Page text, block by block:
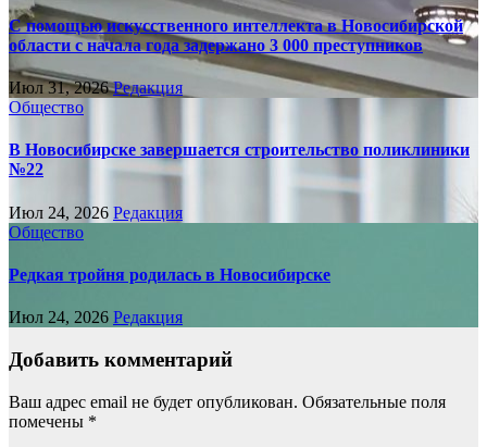
С помощью искусственного интеллекта в Новосибирской
области с начала года задержано 3 000 преступников
Июл 31, 2026Редакция
Общество
В Новосибирске завершается строительство поликлиники
№22
Июл 24, 2026 Редакция
Общество
Редкая тройня родилась в Новосибирске
Июл 24, 2026 Редакция
Добавить комментарий
Ваш адрес email не будет опубликован. Обязательные поля
помечены *